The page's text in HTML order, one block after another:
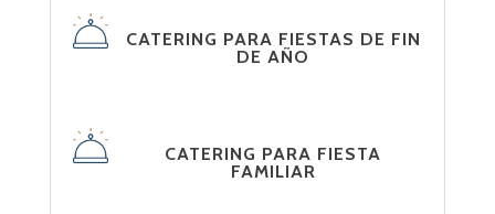
CATERING PARA FIESTAS DE FIN
DE AÑO
CATERING PARA FIESTA
FAMILIAR